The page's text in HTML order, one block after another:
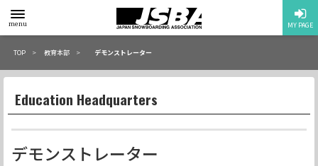
toggle
menu
menu MY PAGE
TOP 教育本部 デモンストレーター
Education Headquarters
デモンストレーター